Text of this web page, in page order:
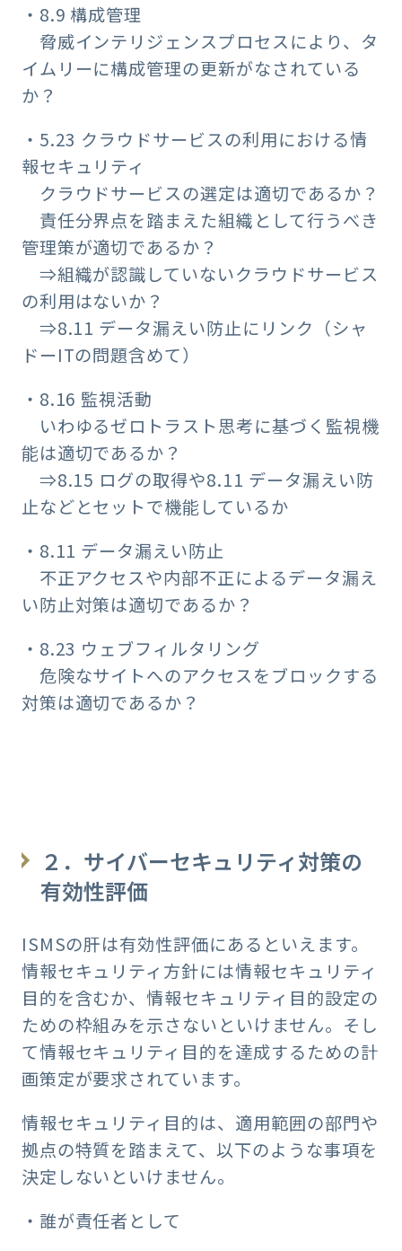
・8.9 構成管理
脅威インテリジェンスプロセスにより、タ
イムリーに構成管理の更新がなされている
か？
・5.23 クラウドサービスの利用における情
報セキュリティ
クラウドサービスの選定は適切であるか？
責任分界点を踏まえた組織として行うべき
管理策が適切であるか？
⇒組織が認識していないクラウドサービス
の利用はないか？
⇒8.11 データ漏えい防止にリンク（シャ
ドーITの問題含めて）
・8.16 監視活動
いわゆるゼロトラスト思考に基づく監視機
能は適切であるか？
⇒8.15 ログの取得や8.11 データ漏えい防
止などとセットで機能しているか
・8.11 データ漏えい防止
不正アクセスや内部不正によるデータ漏え
い防止対策は適切であるか？
・8.23 ウェブフィルタリング
危険なサイトへのアクセスをブロックする
対策は適切であるか？
２．サイバーセキュリティ対策の
有効性評価
ISMSの肝は有効性評価にあるといえます。
情報セキュリティ方針には情報セキュリティ
目的を含むか、情報セキュリティ目的設定の
ための枠組みを示さないといけません。そし
て情報セキュリティ目的を達成するための計
画策定が要求されています。
情報セキュリティ目的は、適用範囲の部門や
拠点の特質を踏まえて、以下のような事項を
決定しないといけません。
・誰が責任者として